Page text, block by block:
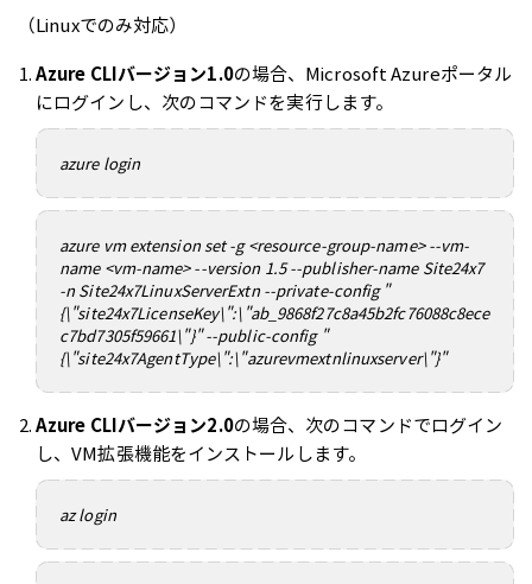
（Linuxでのみ対応）
Azure CLIバージョン1.0の場合、Microsoft Azureポータル
にログインし、次のコマンドを実行します。
azure login
azure vm extension set -g <resource-group-name> --vm-
name <vm-name> --version 1.5 --publisher-name Site24x7
-n Site24x7LinuxServerExtn --private-config "
{\"site24x7LicenseKey\":\"ab_9868f27c8a45b2fc76088c8ece
c7bd7305f59661\"}" --public-config "
{\"site24x7AgentType\":\"azurevmextnlinuxserver\"}"
Azure CLIバージョン2.0の場合、次のコマンドでログイン
し、VM拡張機能をインストールします。
az login